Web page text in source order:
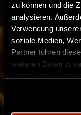
zu können und die
analysieren.
Verwendung
soziale Medien,
Partner führen
weiteren Daten
Twilight ist
Organisation
kleinen Dinge
einfachen Con
Charaktere